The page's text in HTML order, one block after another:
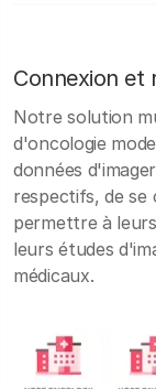
Connexion et
Notre solution
d'oncologie
données
respectifs, de se
permettre à
leurs études
médicaux.